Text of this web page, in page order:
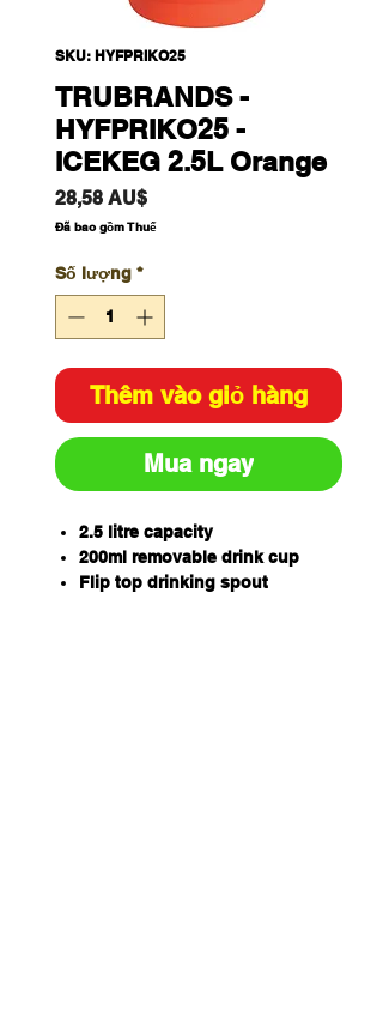
SKU: HYFPRIKO25
TRUBRANDS -
HYFPRIKO25 -
ICEKEG 2.5L Orange
28,58 AU$Giá
Đã bao gồm Thuế
Số lượng *
Thêm vào giỏ hàng
Mua ngay
2.5 litre capacity
200ml removable drink cup
Flip top drinking spout